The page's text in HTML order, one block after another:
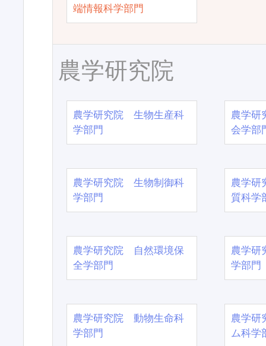
端情報科学部門
農学研究院
農学研究院 生物生産科
学部門
農学
会学部
農学研究院 生物制御科
学部門
農学
質科学
農学研究院 自然環境保
全学部門
農学
学部門
農学研究院 動物生命科
学部門
農学
ム科学